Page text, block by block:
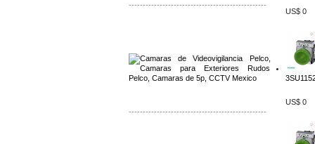
-------------------------------------------------
-------------------------------------------------
US$ 0
US$ 0